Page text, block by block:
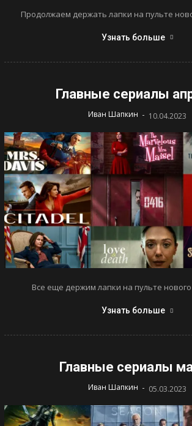
Продолжаем держать лапки на пульте
Узнать больше
Главные сериалы
Иван Шапкин - 10.04.2023
Все еще держим лапки на пульте
Узнать больше
Главные сериалы
Иван Шапкин - 05.03.2023